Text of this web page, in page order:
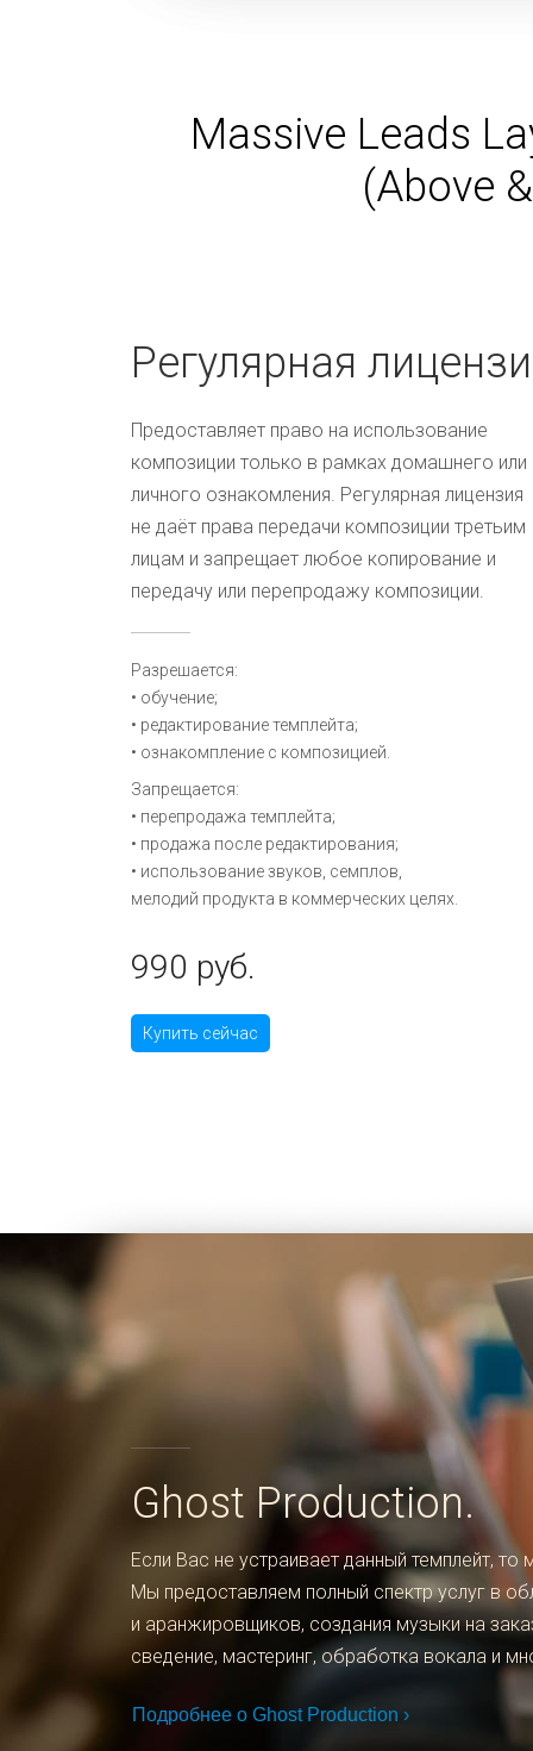
Ghost Production.
Подробнее о Ghost Production ›
Разрешается:
• обучение;
• редактирование темплейта;
• ознакомпление с композицией.
Massive Leads
(Above
990 руб.
Запрещается:
• перепродажа темплейта;
• продажа после редактирования;
• использование звуков, семплов,
мелодий продукта в коммерческих целях.
Предоставляет право на использование
композиции только в рамках домашнего или
личного ознакомления. Регулярная лицензия
не даёт права передачи композиции третьим
лицам и запрещает любое копирование и
передачу или перепродажу композиции.
Если Вас не устраивает данный темплейт,
Мы предоставляем полный спектр услуг в
и аранжировщиков, создания музыки на
сведение, мастеринг, обработка вокала и
Регулярная
Купить сейчас